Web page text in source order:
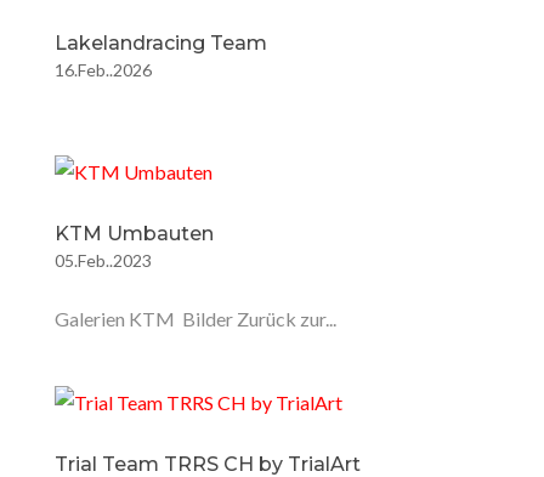
Lakelandracing Team
16.Feb..2026
KTM Umbauten
05.Feb..2023
Galerien KTM Bilder Zurück zur...
Trial Team TRRS CH by TrialArt